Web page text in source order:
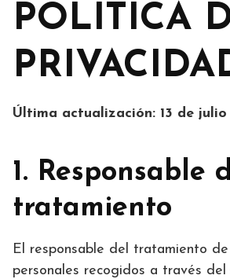
POLÍTICA
Última actualización: 13 de
1. Responsable
tratamiento
El responsable del tratamiento
personales recogidos a través